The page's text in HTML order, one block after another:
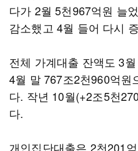
다가 2월 5천967억원 늘
감소했고 4월 들어 다시
전체 가계대출 잔액도 3
4월 말 767조2천960억원
다. 작년 10월(+2조5천
다.
개인집단대출은 2천201